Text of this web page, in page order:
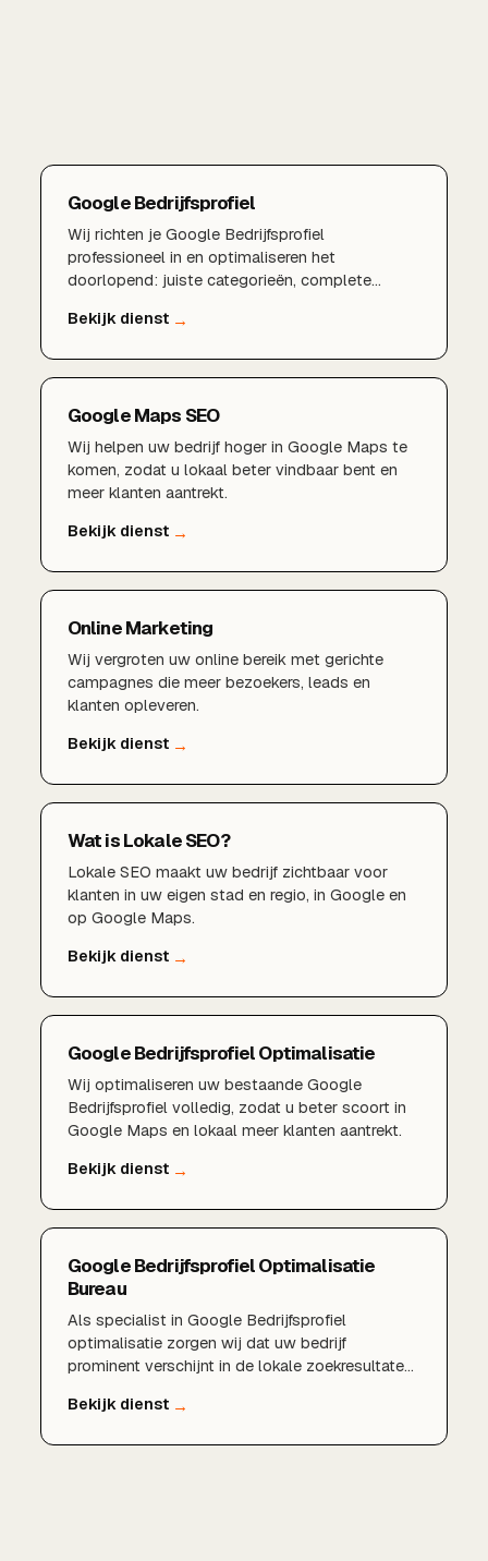
Google Bedrijfsprofiel
Wij richten je Google Bedrijfsprofiel
professioneel in en optimaliseren het
doorlopend: juiste categorieën, complete
foto's en lokale zoekwoorden. Zo word je beter
Google Maps SEO
Wij helpen uw bedrijf hoger in Google Maps te
komen, zodat u lokaal beter vindbaar bent en
meer klanten aantrekt.
Online Marketing
Wij vergroten uw online bereik met gerichte
campagnes die meer bezoekers, leads en
klanten opleveren.
Wat is Lokale SEO?
Lokale SEO maakt uw bedrijf zichtbaar voor
klanten in uw eigen stad en regio, in Google en
op Google Maps.
Google Bedrijfsprofiel Optimalisatie
Wij optimaliseren uw bestaande Google
Bedrijfsprofiel volledig, zodat u beter scoort in
Google Maps en lokaal meer klanten aantrekt.
Google Bedrijfsprofiel Optimalisatie
Bureau
Als specialist in Google Bedrijfsprofiel
optimalisatie zorgen wij dat uw bedrijf
prominent verschijnt in de lokale zoekresultaten
profiel en sterke reviews tot lokale